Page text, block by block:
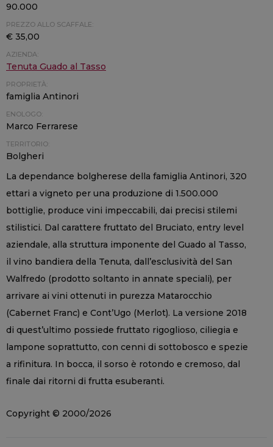
90.000
PREZZO ALLO SCAFFALE:
€ 35,00
AZIENDA:
Tenuta Guado al Tasso
PROPRIETÀ:
famiglia Antinori
ENOLOGO:
Marco Ferrarese
TERRITORIO:
Bolgheri
La dependance bolgherese della famiglia Antinori, 320
ettari a vigneto per una produzione di 1.500.000
bottiglie, produce vini impeccabili, dai precisi stilemi
stilistici. Dal carattere fruttato del Bruciato, entry level
aziendale, alla struttura imponente del Guado al Tasso,
il vino bandiera della Tenuta, dall’esclusività del San
Walfredo (prodotto soltanto in annate speciali), per
arrivare ai vini ottenuti in purezza Matarocchio
(Cabernet Franc) e Cont’Ugo (Merlot). La versione 2018
di quest’ultimo possiede fruttato rigoglioso, ciliegia e
lampone soprattutto, con cenni di sottobosco e spezie
a rifinitura. In bocca, il sorso è rotondo e cremoso, dal
finale dai ritorni di frutta esuberanti.
Copyright © 2000/2026